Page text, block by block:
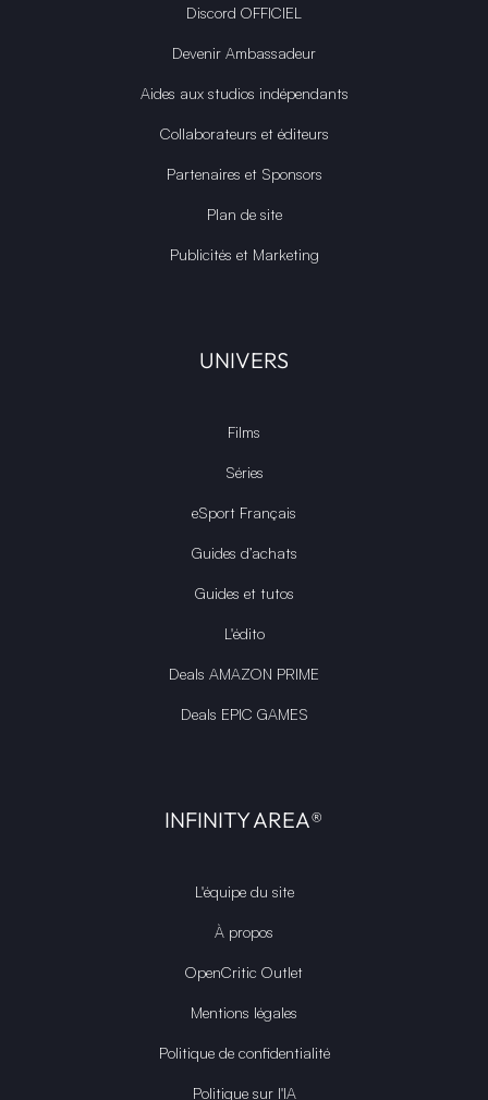
Discord OFFICIEL
Devenir Ambassadeur
Aides aux studios indépendants
Collaborateurs et éditeurs
Partenaires et Sponsors
Plan de site
Publicités et Marketing
UNIVERS
Films
Séries
eSport Français
Guides d’achats
Guides et tutos
L'édito
Deals AMAZON PRIME
Deals EPIC GAMES
INFINITY AREA®
L'équipe du site
À propos
OpenCritic Outlet
Mentions légales
Politique de confidentialité
Politique sur l'IA